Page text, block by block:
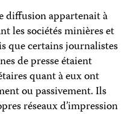
diffusion appartenait à
les sociétés minières et
que certains journalistes
de presse étaient
quant à eux ont
ou passivement. Ils
réseaux d’impression